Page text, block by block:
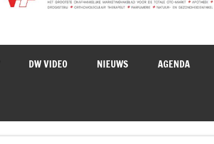
DW VIDEO NIEUWS AGENDA